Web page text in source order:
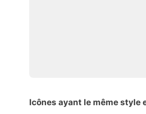
Icônes ayant le même style